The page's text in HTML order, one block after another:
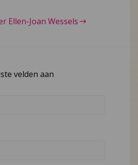
Ellen-Joan Wessels
velden aan